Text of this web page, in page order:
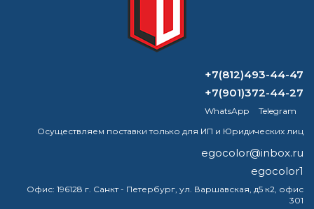
ВОПРОС-ОТВЕТ
Как выбрать грунтовку по металлу —
Как сделать желтую краску?
Грунт-эмаль 3 в 1: характеристики и
особенности нанесения
+7(812)493-44-47
+7(901)372-44-27
WhatsApp
Telegram
Осуществляем поставки только для ИП и Юридических лиц
egocolor@inbox.ru
egocolor1
Офис: 196128 г. Санкт - Петербург, ул. Варшавская, д5 к2, офис
301